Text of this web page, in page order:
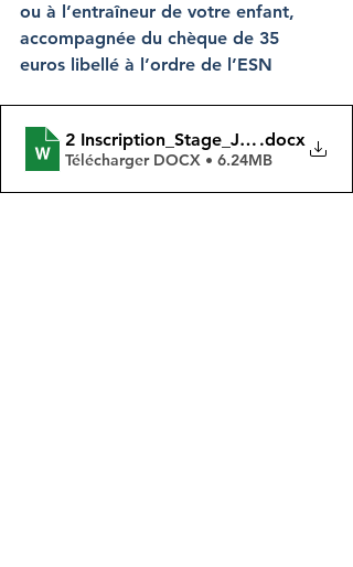
ou à l’entraîneur de votre enfant,
accompagnée du chèque de 35
euros libellé à l’ordre de l’ESN
2 .docx
Télécharger DOCX • 6.24MB